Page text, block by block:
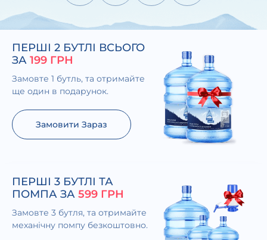
ПЕРШІ 2 БУТЛІ ВСЬОГО
ЗА 199 ГРН
Замовте 1 бутль, та отримайте
ще один в подарунок.
Замовити Зараз
ПЕРШІ 3 БУТЛІ ТА
ПОМПА ЗА 599 ГРН
Замовте 3 бутля, та отримайте
механічну помпу безкоштовно.